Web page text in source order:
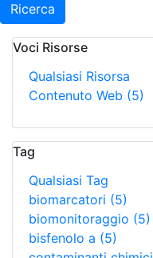
Ricerca
Voci Risorse
Qualsiasi Risorsa
Contenuto Web (5)
Tag
Qualsiasi Tag
biomarcatori (5)
biomonitoraggio (5)
bisfenolo a (5)